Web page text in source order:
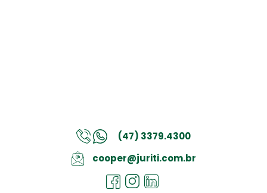
(47) 3379.4300
cooper@juriti.com.br